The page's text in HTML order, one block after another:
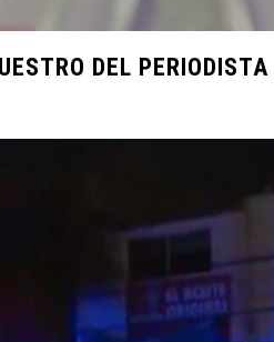
en su
DEL